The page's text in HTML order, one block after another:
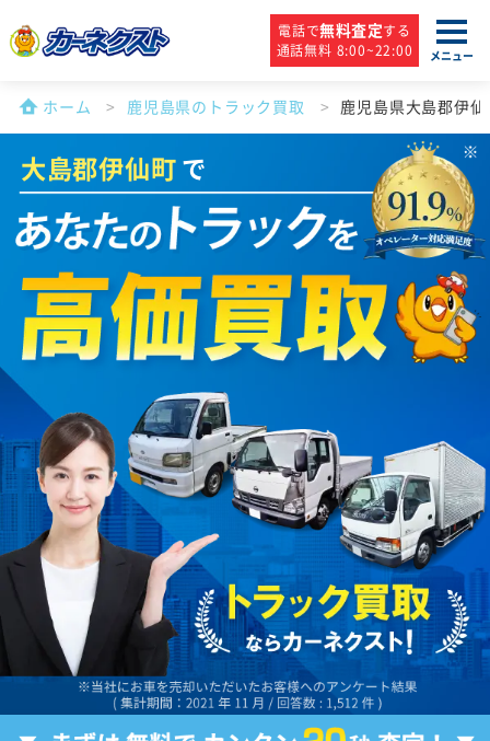
電話で無料査定する
通話無料 8:00~22:00
メニュー
ホーム 鹿児島県のトラック買取 鹿児島県大島郡伊
大島郡伊仙町で